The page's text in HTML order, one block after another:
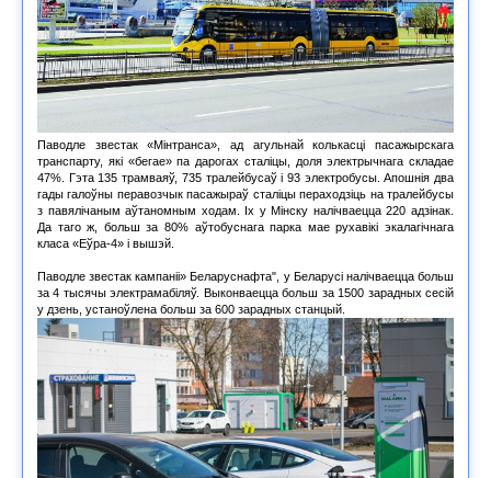
Паводле звестак «Мінтранса», ад агульнай колькасці пасажырскага
транспарту, які «бегае» па дарогах сталіцы, доля электрычнага складае
47%. Гэта 135 трамваяў, 735 тралейбусаў і 93 электробусы. Апошнія два
гады галоўны перавозчык пасажыраў сталіцы пераходзіць на тралейбусы
з павялічаным аўтаномным ходам. Іх у Мінску налічваецца 220 адзінак.
Да таго ж, больш за 80% аўтобуснага парка мае рухавікі экалагічнага
класа «Еўра-4» і вышэй.
Паводле звестак кампаніі» Беларуснафта", у Беларусі налічваецца больш
за 4 тысячы электрамабіляў. Выконваецца больш за 1500 зарадных сесій
у дзень, устаноўлена больш за 600 зарадных станцый.